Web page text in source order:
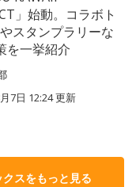
」始動。コラボト
スタンプラリーな
を一挙紹介
7日 12:24更新
スをもっと見る